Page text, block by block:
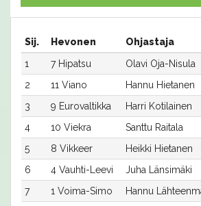
Sij. Hevonen Ohjastaja
1
7 Hipatsu Olavi Oja-Nisula
2
11 Viano Hannu Hietanen
3
9 Eurovaltikka Harri Kotilainen
4
10 Viekra Santtu Raitala
5
8 Vikkeer Heikki Hietanen
6
4 Vauhti-Leevi Juha Länsimäki
7
1 Voima-Simo Hannu